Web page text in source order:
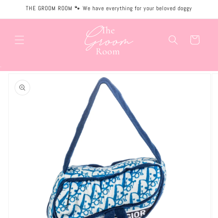
naar de
content
THE GROOM ROOM 🐾 We have everything for your beloved doggy
Winkelwagen
.
productinformatie